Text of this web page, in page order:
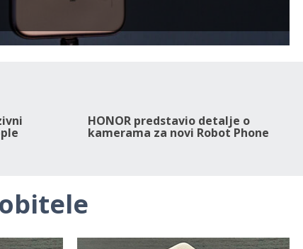
HONOR predstavio detalje o
kamerama za novi Robot Phone